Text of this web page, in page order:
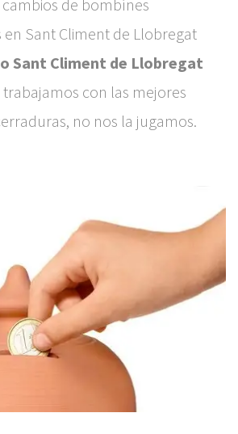
de bombínes
Sant Climent de Llobregat
Sant Climent de Llobregat
trabajamos con las mejores
no nos la jugamos.